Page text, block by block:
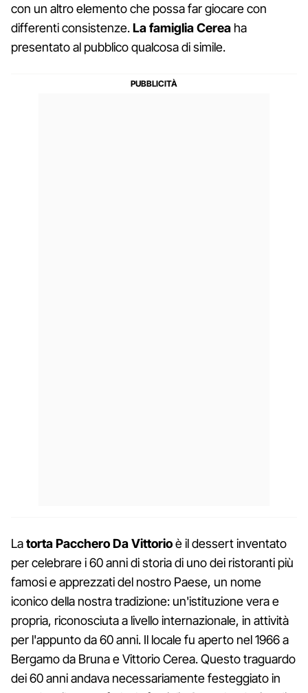
con un altro elemento che possa far giocare con
differenti consistenze.La famiglia Cerea ha
presentato al pubblico qualcosa di simile.
Latorta Pacchero Da Vittorioè il dessert inventato
per celebrare i 60 anni di storia di uno dei ristoranti più
famosi e apprezzati del nostro Paese, un nome
iconico della nostra tradizione: un'istituzione vera e
propria, riconosciuta a livello internazionale, in attività
per l'appunto da 60 anni. Il locale fu aperto nel 1966 a
Bergamo da Bruna e Vittorio Cerea. Questo traguardo
dei 60 anni andava necessariamente festeggiato in